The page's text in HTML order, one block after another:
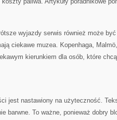
wyjazdy serwis również może
ciekawe muzea. Kopenhaga,
kierunkiem dla osób, które
jest nastawiony na użyteczność.
barwne. To ważne, ponieważ dobry